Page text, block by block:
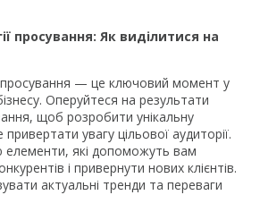
просування: Як виділитися на
просування — це ключовий момент у
Оперуйтеся на результати
щоб розробити унікальну
увагу цільової аудиторії.
елементи, які допоможуть вам
і привернути нових клієнтів.
актуальні тренди та переваги